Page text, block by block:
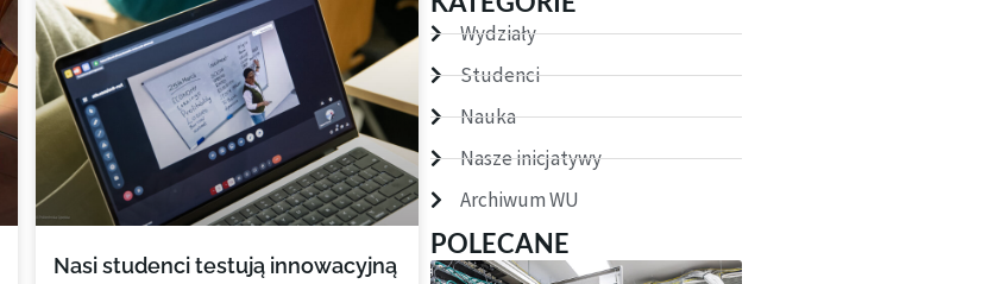
Nasi studenci testują innowacyjną
Wydziały
Studenci
Nauka
Nasze inicjatywy
Archiwum WU
POLECANE